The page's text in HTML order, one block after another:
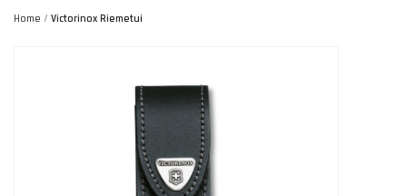
Home / Victorinox Riemetui